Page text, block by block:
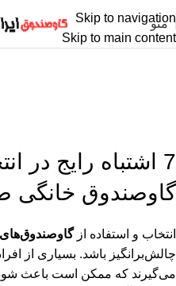
Skip to navigation
Skip to main content
منو
7 اشتباه رایج در انتخاب و استفاده از
گاوصندوق خانگی
انتخاب و استفاده از
چالش‌برانگیز باشد. بسیاری از
می‌گیرند که ممکن است باعث شود